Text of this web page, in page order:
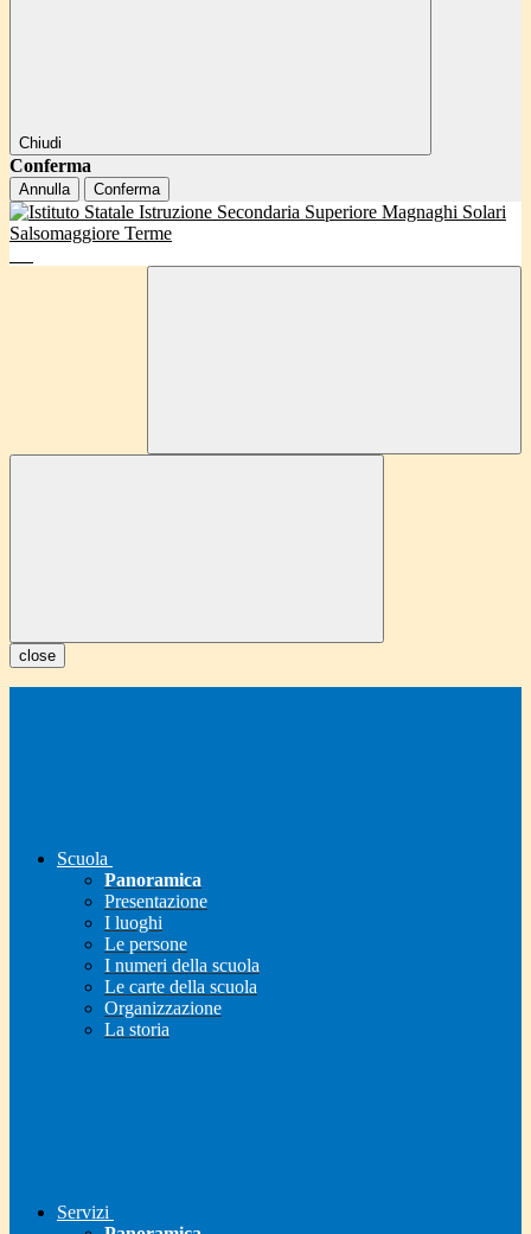
Chiudi
Conferma
Annulla Conferma
close
Scuola
Panoramica
Presentazione
I luoghi
Le persone
I numeri della scuola
Le carte della scuola
Organizzazione
La storia
Servizi